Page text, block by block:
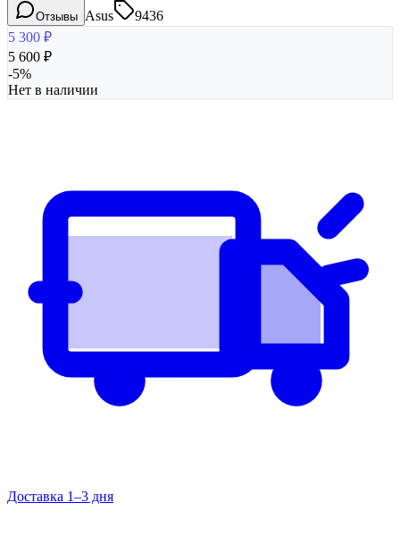
Отзывы Asus
9436
5 300 ₽
5 600 ₽
-5%
Нет в наличии
Доставка 1–3 дня